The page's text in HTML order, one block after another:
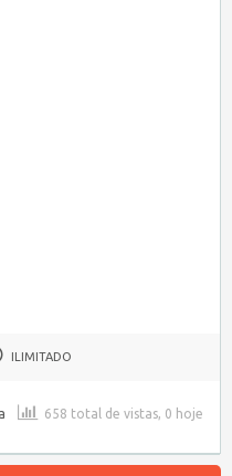
ILIMITADO
658 total de vistas, 0 hoje